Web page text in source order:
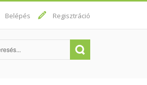
Belépés Regisztráció